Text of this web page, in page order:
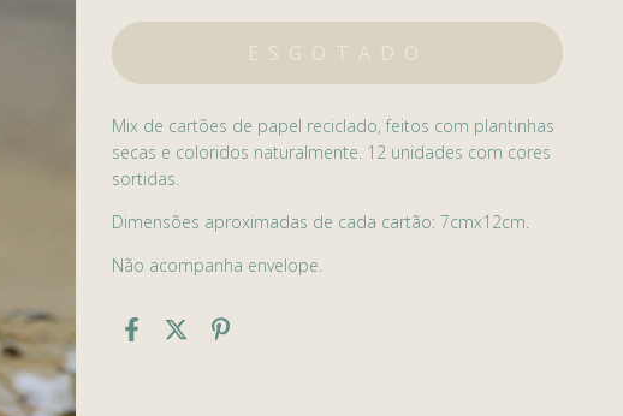
Mix de cartões de papel reciclado, feitos com plantinhas
secas e coloridos naturalmente. 12 unidades com cores
sortidas.
Dimensões aproximadas de cada cartão: 7cmx12cm.
Não acompanha envelope.